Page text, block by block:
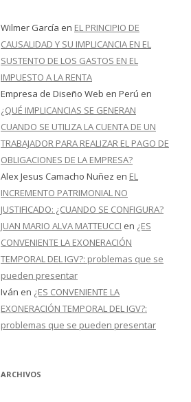
Wilmer García en EL PRINCIPIO DE
CAUSALIDAD Y SU IMPLICANCIA EN EL
SUSTENTO DE LOS GASTOS EN EL
IMPUESTO A LA RENTA
Empresa de Diseño Web en Perú en
¿QUÉ IMPLICANCIAS SE GENERAN
CUANDO SE UTILIZA LA CUENTA DE UN
TRABAJADOR PARA REALIZAR EL PAGO DE
OBLIGACIONES DE LA EMPRESA?
Alex Jesus Camacho Nuñez en EL
INCREMENTO PATRIMONIAL NO
JUSTIFICADO: ¿CUANDO SE CONFIGURA?
JUAN MARIO ALVA MATTEUCCI en ¿ES
CONVENIENTE LA EXONERACIÓN
TEMPORAL DEL IGV?: problemas que se
pueden presentar
Iván en ¿ES CONVENIENTE LA
EXONERACIÓN TEMPORAL DEL IGV?:
problemas que se pueden presentar
ARCHIVOS